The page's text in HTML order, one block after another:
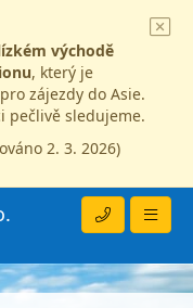
východě
, který je
zájezdy do Asie.
pečlivě sledujeme.
2. 3. 2026)